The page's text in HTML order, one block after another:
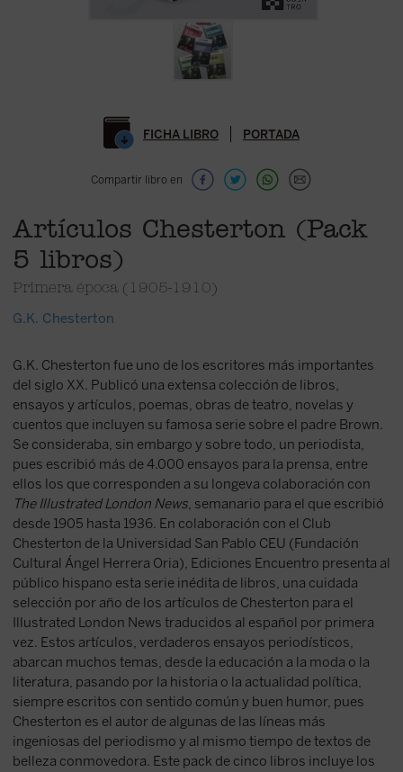
FICHA LIBRO PORTADA
Compartir libro en
Artículos Chesterton (Pack
5 libros)
Primera época (1905-1910)
G.K. Chesterton
G.K. Chesterton fue uno de los escritores más importantes
del siglo XX. Publicó una extensa colección de libros,
ensayos y artículos, poemas, obras de teatro, novelas y
cuentos que incluyen su famosa serie sobre el padre Brown.
Se consideraba, sin embargo y sobre todo, un periodista,
pues escribió más de 4.000 ensayos para la prensa, entre
ellos los que corresponden a su longeva colaboración con
The Illustrated London News, semanario para el que escribió
desde 1905 hasta 1936. En colaboración con el Club
Chesterton de la Universidad San Pablo CEU (Fundación
Cultural Ángel Herrera Oria), Ediciones Encuentro presenta al
público hispano esta serie inédita de libros, una cuidada
selección por año de los artículos de Chesterton para el
Illustrated London News traducidos al español por primera
vez. Estos artículos, verdaderos ensayos periodísticos,
abarcan muchos temas, desde la educación a la moda o la
literatura, pasando por la historia o la actualidad política,
siempre escritos con sentido común y buen humor, pues
Chesterton es el autor de algunas de las líneas más
ingeniosas del periodismo y al mismo tiempo de textos de
belleza conmovedora. Este pack de cinco libros incluye los